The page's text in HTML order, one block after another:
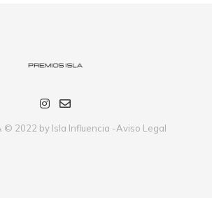
© 2022 by Isla Influencia -Aviso Legal